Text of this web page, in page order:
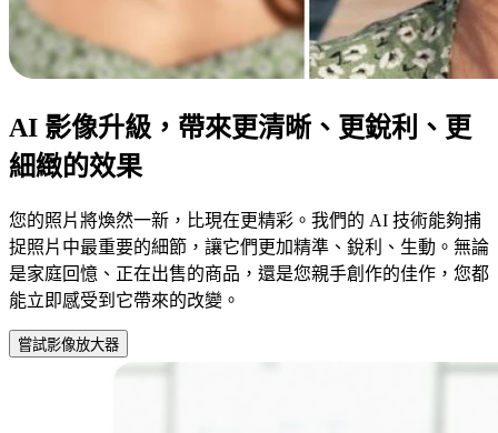
AI 影像升級，帶來更清晰、更銳利、更
細緻的效果
您的照片將煥然一新，比現在更精彩。我們的 AI 技術能夠捕
捉照片中最重要的細節，讓它們更加精準、銳利、生動。無論
是家庭回憶、正在出售的商品，還是您親手創作的佳作，您都
能立即感受到它帶來的改變。
嘗試影像放大器